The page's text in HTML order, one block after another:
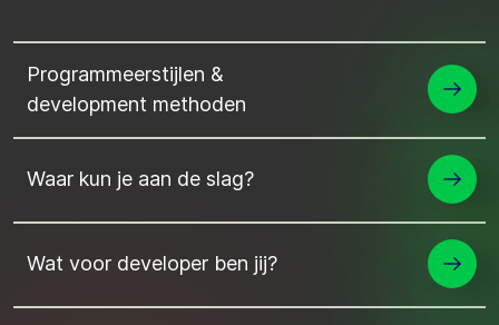
Programmeerstijlen &
development methoden
Waar kun je aan de slag?
Wat voor developer ben jij?